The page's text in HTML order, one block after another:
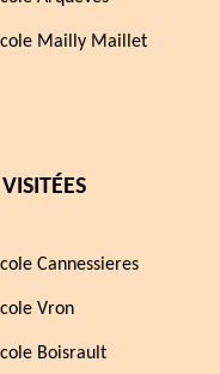
Mailly Maillet
Cannessieres
Vron
Boisrault